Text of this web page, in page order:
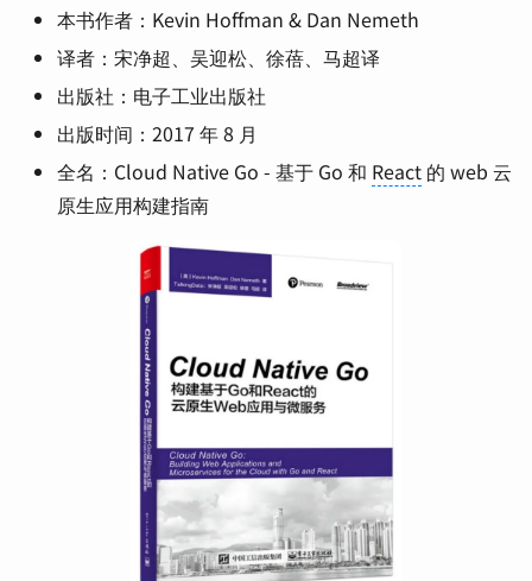
本书作者：Kevin Hoffman & Dan Nemeth
译者：宋净超、吴迎松、徐蓓、马超译
出版社：电子工业出版社
出版时间：2017 年 8 月
全名：Cloud Native Go - 基于 Go 和 React 的 web 云
原生应用构建指南